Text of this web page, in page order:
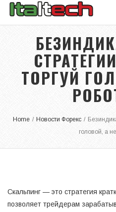
ТОРГУЙ
Home / Новости Форекс /
головой, а
Скальпинг — это стратегия
позволяет трейдерам